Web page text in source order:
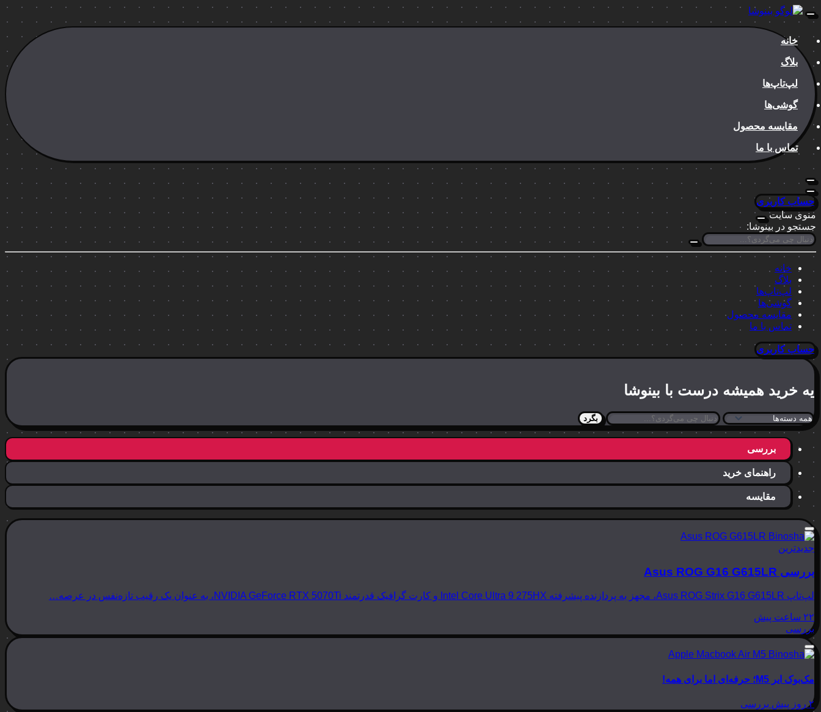
خانه
بلاگ
لپ‌تاپ‌ها
گوشی‌ها
مقایسه محصول
تماس با ما
حساب کاربری
منوی سایت
جستجو در بینوشا:
خانه
بلاگ
لپ‌تاپ‌ها
گوشی‌ها
مقایسه محصول
تماس با ما
حساب کاربری
یه خرید همیشه درست با بینوشا
بگرد
بررسی
راهنمای خرید
مقایسه
جدیدترین
بررسی Asus ROG G16 G615LR
لپ‌تاپ Asus ROG Strix G16 G615LR، مجهز به پردازنده پیشرفته Intel Core Ultra 9 275HX و کارت گرافیک قدرتمند NVIDIA GeForce RTX 5070Ti، به عنوان یک رقیب تازه‌نفس در عرصه…
۲۲ ساعت پیش
بررسی
مک‌بوک ایر M5؛ حرفه‌ای اما برای همه!
۲ روز پیش بررسی